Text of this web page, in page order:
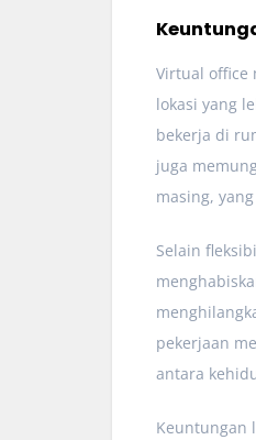
Virtual office
lokasi yang
bekerja di
juga
masing,
Selain
pekerjaan
antara
Keuntungan